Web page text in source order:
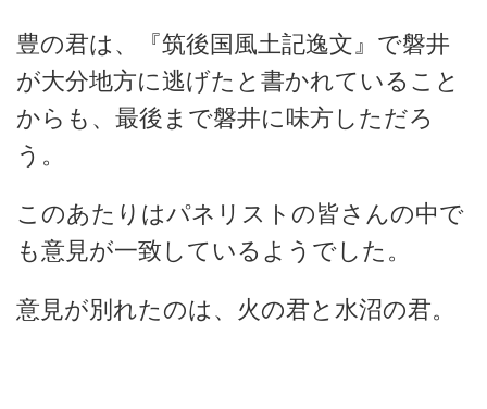
豊の君は、『筑後国風土記逸文』で磐井
が大分地方に逃げたと書かれていること
からも、最後まで磐井に味方しただろ
う。
このあたりはパネリストの皆さんの中で
も意見が一致しているようでした。
意見が別れたのは、火の君と水沼の君。